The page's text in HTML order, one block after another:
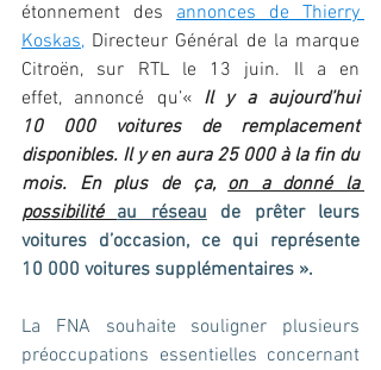
étonnement des annonces de Thierry
Koskas, Directeur Général de la marque
Citroën, sur RTL le 13 juin. Il a en
effet, annoncé qu’« Il y a aujourd’hui
10 000 voitures de remplacement
disponibles. Il y en aura 25 000 à la fin du
mois. En plus de ça, on a donné la
possibilité au réseau de prêter leurs
voitures d’occasion, ce qui représente
10 000 voitures supplémentaires ».
La FNA souhaite souligner plusieurs
préoccupations essentielles concernant